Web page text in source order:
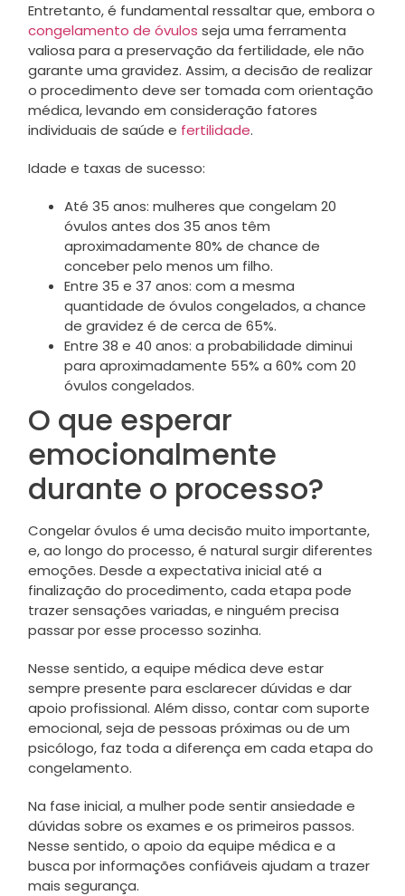
Entretanto, é fundamental ressaltar que, embora o
congelamento de óvulos seja uma ferramenta
valiosa para a preservação da fertilidade, ele não
garante uma gravidez. Assim, a decisão de realizar
o procedimento deve ser tomada com orientação
médica, levando em consideração fatores
individuais de saúde e fertilidade.
Idade e taxas de sucesso:
Até 35 anos: mulheres que congelam 20
óvulos antes dos 35 anos têm
aproximadamente 80% de chance de
conceber pelo menos um filho.
Entre 35 e 37 anos: com a mesma
quantidade de óvulos congelados, a chance
de gravidez é de cerca de 65%. ​
Entre 38 e 40 anos: a probabilidade diminui
para aproximadamente 55% a 60% com 20
óvulos congelados.
O que esperar
emocionalmente
durante o processo?
Congelar óvulos é uma decisão muito importante,
e, ao longo do processo, é natural surgir diferentes
emoções. Desde a expectativa inicial até a
finalização do procedimento, cada etapa pode
trazer sensações variadas, e ninguém precisa
passar por esse processo sozinha.
Nesse sentido, a equipe médica deve estar
sempre presente para esclarecer dúvidas e dar
apoio profissional. Além disso, contar com suporte
emocional, seja de pessoas próximas ou de um
psicólogo, faz toda a diferença em cada etapa do
congelamento.
Na fase inicial, a mulher pode sentir ansiedade e
dúvidas sobre os exames e os primeiros passos.
Nesse sentido, o apoio da equipe médica e a
busca por informações confiáveis ajudam a trazer
mais segurança.